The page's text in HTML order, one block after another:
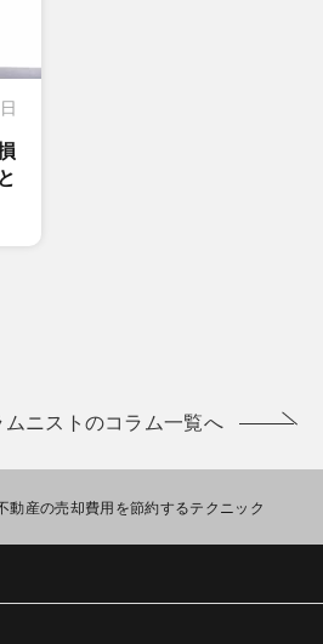
ムニストのコラム一覧へ
動産の売却費用を節約するテクニック